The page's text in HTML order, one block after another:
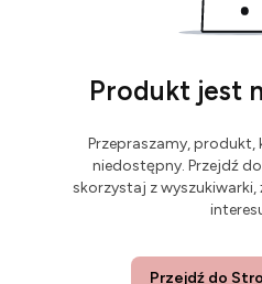
Produkt jest
Przepraszamy,
niedostępny. Przejdź
skorzystaj z wyszukiwarki,
Przejdź do